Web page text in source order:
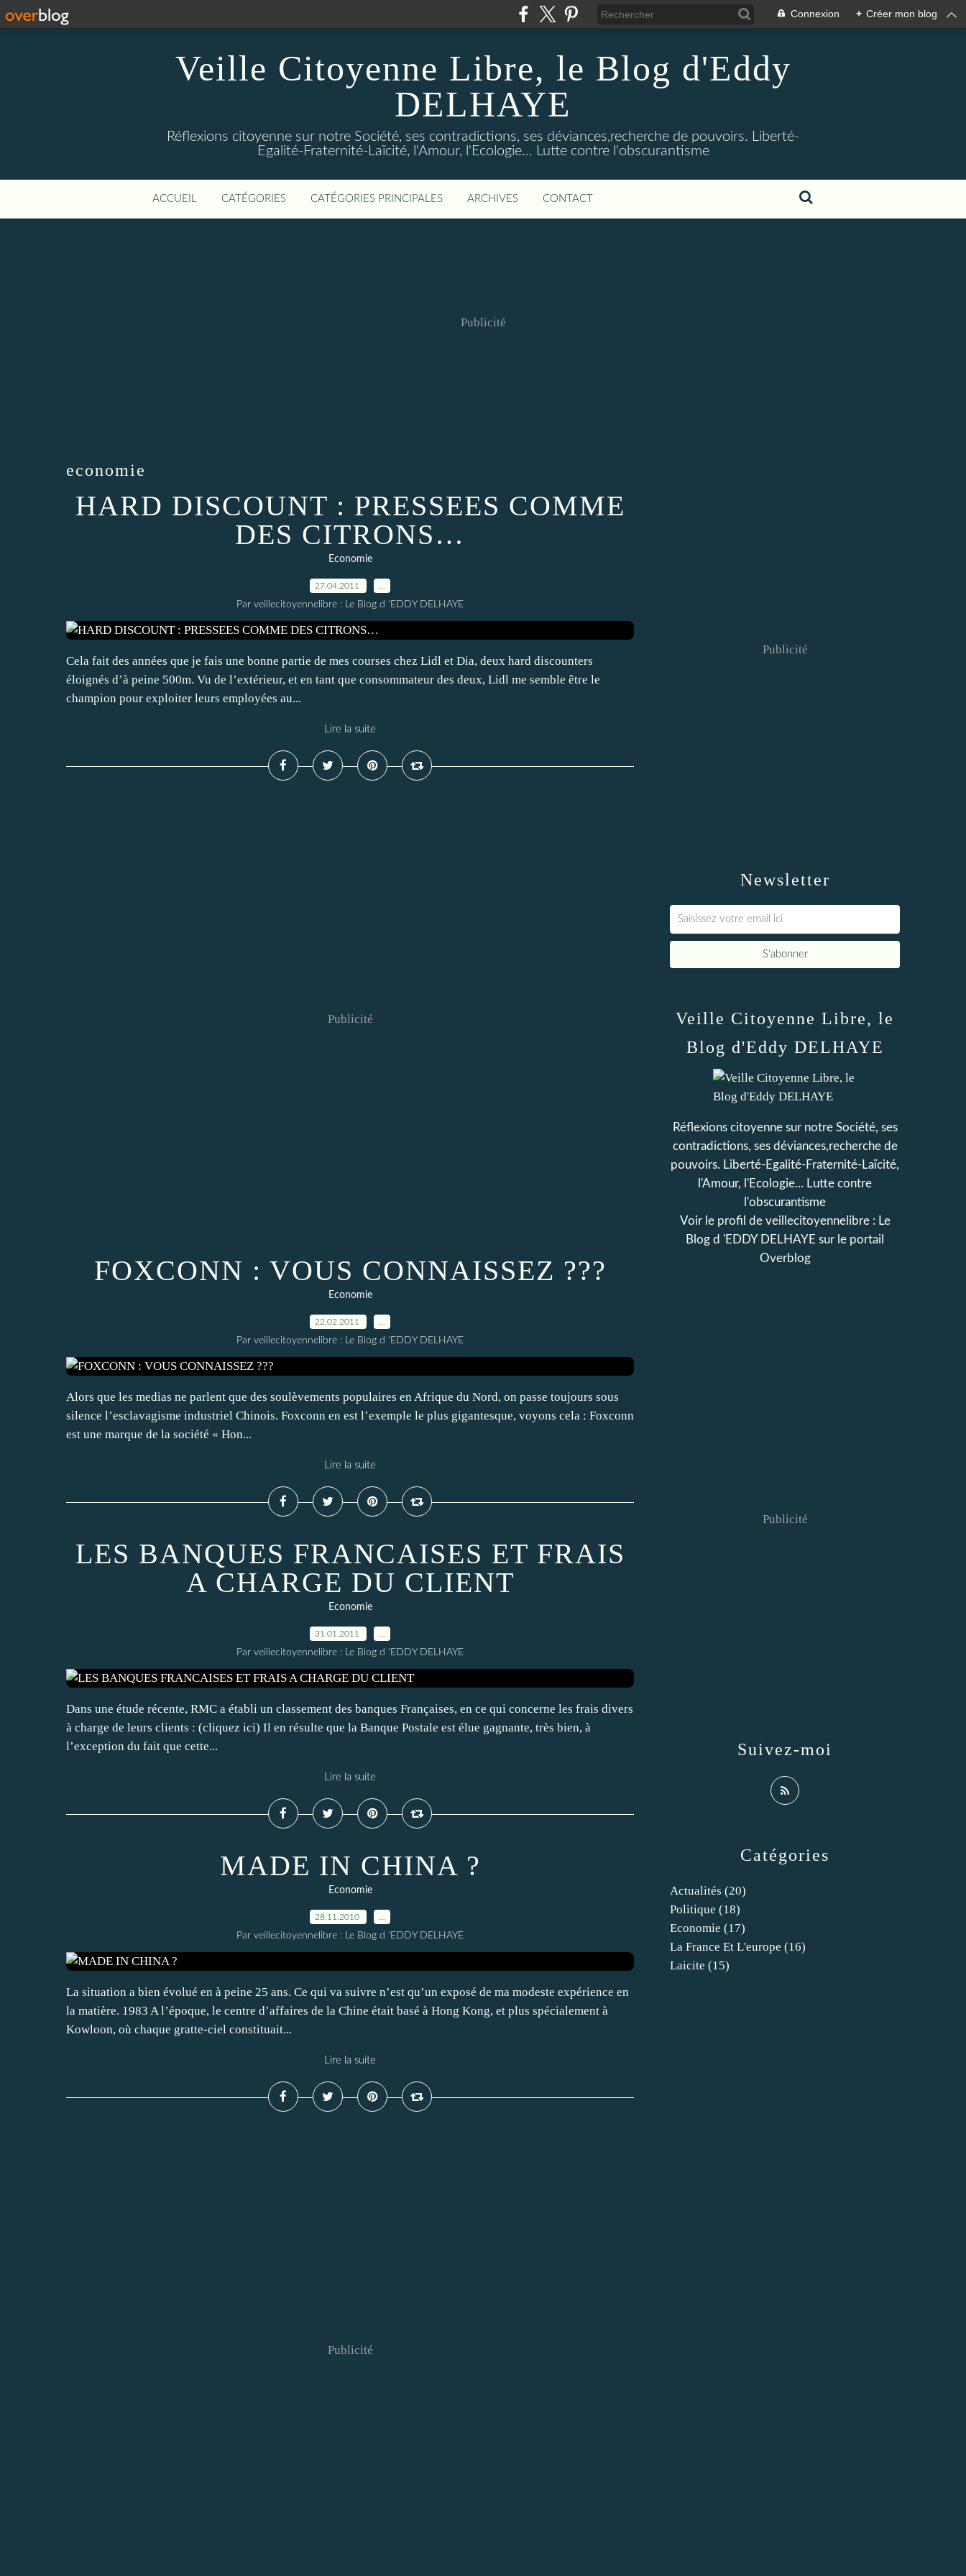
Connexion + Créer mon blog
Veille Citoyenne Libre, le Blog d'Eddy
DELHAYE
Réflexions citoyenne sur notre Société, ses contradictions, ses déviances,recherche de pouvoirs. Liberté-
Egalité-Fraternité-Laïcité, l'Amour, l'Ecologie... Lutte contre l'obscurantisme
ACCUEIL CATÉGORIES CATÉGORIES PRINCIPALES ARCHIVES CONTACT
Publicité
economie
HARD DISCOUNT : PRESSEES COMME
DES CITRONS…
Economie
27.04.2011
Par veillecitoyennelibre : Le Blog d 'EDDY DELHAYE
Cela fait des années que je fais une bonne partie de mes courses chez Lidl et Dia, deux hard discounters
éloignés d’à peine 500m. Vu de l’extérieur, et en tant que consommateur des deux, Lidl me semble être le
champion pour exploiter leurs employées au...
Lire la suite
Publicité
FOXCONN : VOUS CONNAISSEZ ???
Economie
22.02.2011
Par veillecitoyennelibre : Le Blog d 'EDDY DELHAYE
Alors que les medias ne parlent que des soulèvements populaires en Afrique du Nord, on passe toujours sous
silence l’esclavagisme industriel Chinois. Foxconn en est l’exemple le plus gigantesque, voyons cela : Foxconn
est une marque de la société « Hon...
Lire la suite
LES BANQUES FRANCAISES ET FRAIS
A CHARGE DU CLIENT
Economie
31.01.2011
Par veillecitoyennelibre : Le Blog d 'EDDY DELHAYE
Dans une étude récente, RMC a établi un classement des banques Françaises, en ce qui concerne les frais divers
à charge de leurs clients : (cliquez ici) Il en résulte que la Banque Postale est élue gagnante, très bien, à
l’exception du fait que cette...
Lire la suite
MADE IN CHINA ?
Economie
28.11.2010
Par veillecitoyennelibre : Le Blog d 'EDDY DELHAYE
La situation a bien évolué en à peine 25 ans. Ce qui va suivre n’est qu’un exposé de ma modeste expérience en
la matière. 1983 A l’époque, le centre d’affaires de la Chine était basé à Hong Kong, et plus spécialement à
Kowloon, où chaque gratte-ciel constituait...
Lire la suite
Publicité
Newsletter
Publicité
Catégories
Actualités (20)
Politique (18)
Economie (17)
La France Et L'europe (16)
Laicite (15)
Veille Citoyenne Libre, le
Blog d'Eddy DELHAYE
Réflexions citoyenne sur notre Société, ses
contradictions, ses déviances,recherche de
pouvoirs. Liberté-Egalité-Fraternité-Laïcité,
l'Amour, l'Ecologie... Lutte contre
l'obscurantisme
Voir le profil de veillecitoyennelibre : Le
Blog d 'EDDY DELHAYE sur le portail
Overblog
Suivez-moi
Publicité